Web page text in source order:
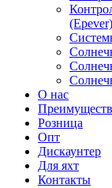
(Epever)
О нас
Розница
Опт
Дискаунтер
Для яхт
Контакты